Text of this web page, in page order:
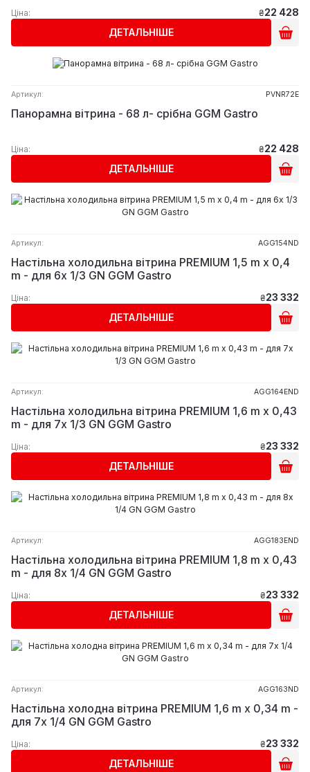
Ціна: ₴22 428
ДЕТАЛЬНІШЕ
Артикул: PVNR72E
Панорамна вітрина - 68 л- срібна GGM Gastro
Ціна: ₴22 428
ДЕТАЛЬНІШЕ
Артикул: AGG154ND
Настільна холодильна вітрина PREMIUM 1,5 m x 0,4
m - для 6x 1/3 GN GGM Gastro
Ціна: ₴23 332
ДЕТАЛЬНІШЕ
Артикул: AGG164END
Настільна холодильна вітрина PREMIUM 1,6 m x 0,43
m - для 7x 1/3 GN GGM Gastro
Ціна: ₴23 332
ДЕТАЛЬНІШЕ
Артикул: AGG183END
Настільна холодильна вітрина PREMIUM 1,8 m x 0,43
m - для 8x 1/4 GN GGM Gastro
Ціна: ₴23 332
ДЕТАЛЬНІШЕ
Артикул: AGG163ND
Настільна холодна вітрина PREMIUM 1,6 m x 0,34 m -
для 7x 1/4 GN GGM Gastro
Ціна: ₴23 332
ДЕТАЛЬНІШЕ